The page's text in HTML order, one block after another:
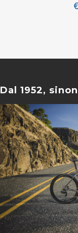
€
Dal 1952,